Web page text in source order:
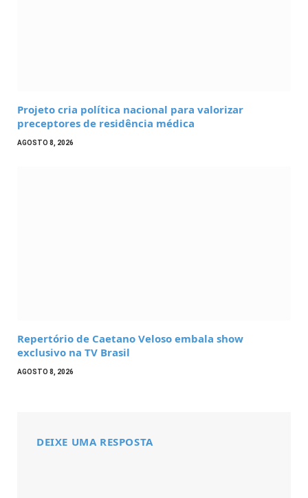
Projeto cria política nacional para valorizar
preceptores de residência médica
AGOSTO 8, 2026
Repertório de Caetano Veloso embala show
exclusivo na TV Brasil
AGOSTO 8, 2026
DEIXE UMA RESPOSTA